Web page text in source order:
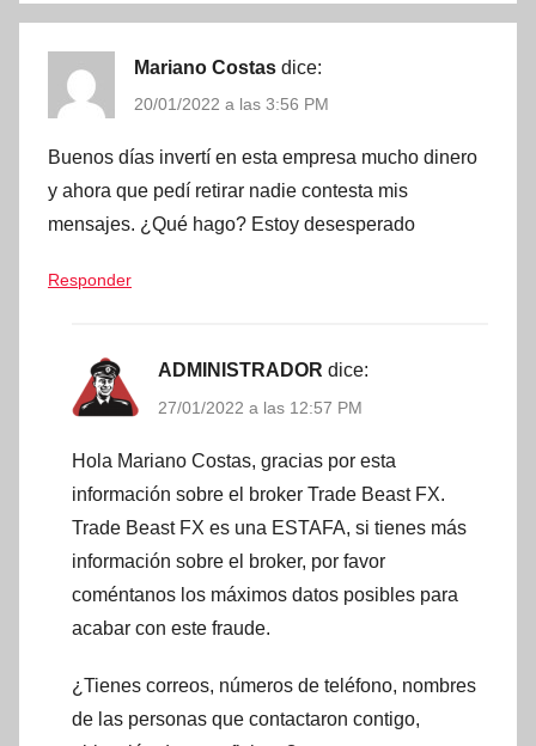
Mariano Costas dice:
20/01/2022 a las 3:56 PM
Buenos días invertí en esta empresa mucho dinero
y ahora que pedí retirar nadie contesta mis
mensajes. ¿Qué hago? Estoy desesperado
Responder
ADMINISTRADOR dice:
27/01/2022 a las 12:57 PM
Hola Mariano Costas, gracias por esta
información sobre el broker Trade Beast FX.
Trade Beast FX es una ESTAFA, si tienes más
información sobre el broker, por favor
coméntanos los máximos datos posibles para
acabar con este fraude.
¿Tienes correos, números de teléfono, nombres
de las personas que contactaron contigo,